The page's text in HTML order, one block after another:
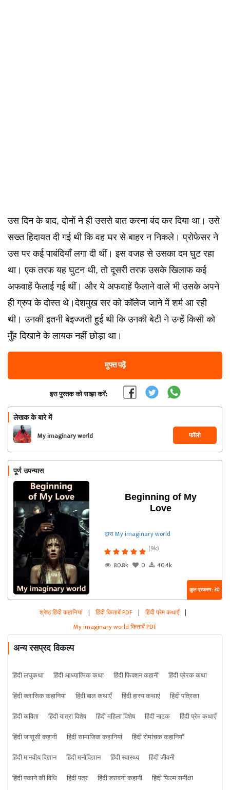
​उस दिन के बाद, दोनों ने ही उससे बात करना बंद कर दिया था। उसे
सख्त हिदायत दी गई थी कि वह घर से बाहर न निकले। प्रोफेसर ने
उस पर कई पाबंदियाँ लगा दी थीं। इस वजह से उसका दम घुट रहा
था। एक तरफ यह घुटन थी, तो दूसरी तरफ उसके खिलाफ कई
अफवाहें फैलाई गई थीं। और ये अफवाहें फैलाने वाले भी उसके अपने
ही ग्रुप के दोस्त थे।​देशमुख सर को कॉलेज जाने में शर्म आ रही
थी। उनकी इतनी बेइज्जती हुई थी कि उनकी बेटी ने उन्हें किसी को
मुँह दिखाने के लायक नहीं छोड़ा था।
मुफ्त पढ़ें
इस पुस्तक को साझा करें:
लेखक के बारे में
My imaginary world फॉलो
पूर्ण उपन्यास
Beginning of My
Love
द्वारा My imaginary world
(9k)
80.8k
0 40.4k
कुल प्रकरण : 30
श्रेष्ठ हिंदी कहानियां | हिंदी किताबें PDF | हिंदी प्रेम कथाएँ |
My imaginary world किताबें PDF
अन्य रसप्रद विकल्प
हिंदी लघुकथा हिंदी आध्यात्मिक कथा हिंदी फिक्शन कहानी
हिंदी प्रेरक कथा
हिंदी क्लासिक कहानियां
हिंदी बाल कथाएँ हिंदी हास्य कथाएं
हिंदी पत्रिका
हिंदी कविता
हिंदी यात्रा विशेष हिंदी महिला विशेष हिंदी नाटक
हिंदी प्रेम कथाएँ
हिंदी जासूसी कहानी
हिंदी सामाजिक कहानियां
हिंदी रोमांचक कहानियाँ
हिंदी मानवीय विज्ञान
हिंदी मनोविज्ञान हिंदी स्वास्थ्य
हिंदी जीवनी
हिंदी पकाने की विधि
हिंदी पत्र हिंदी डरावनी कहानी हिंदी फिल्म समीक्षा